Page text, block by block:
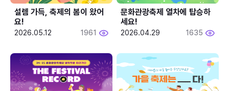
설렘 가득, 축제의 봄이 왔어
요!
2026.05.12 1961
문화관광축제 열차에 탑승하
세요!
2026.04.29 1635